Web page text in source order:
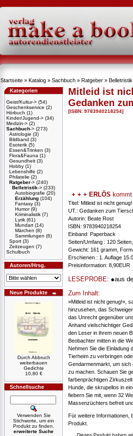
Startseite » Katalog » Sachbuch » Ratgeber » Belletristik
Kategorien
Geist/Kultur-> (54)
Geschenkservice (2)
Hörbuch (1)
Kinder/Jugend-> (34)
Medizin-> (2)
Sachbuch-> (273)
Astrologie (3)
Bildband (3)
Esoterik (5)
Essen&Trinken (3)
Flora&Fauna (1)
Gesundheit (3)
Hobby (1)
Lebenshilfe (2)
Philatelie (2)
Ratgeber-> (240)
Belletristik-> (233)
Autobiografie (20)
Erzählung (104)
Fantasy (3)
Humor(9)
Kriminalistik (7)
Lyrik (61)
Mundart (14)
Märchen (8)
Sammlungen (6)
Sport (3)
Zeitzeugen (7)
Schulbuch
Autoren/Hrsg.
Neue Produkte
Durch Abbruch
weiterbauen
Gedichte
10,80 €
Schnellsuche
Verwenden Sie
Stichworte, um ein
Produkt zu finden.
erweiterte Suche
Mitleid ist
Gedanken
[ISBN: 9783940218254]
+ + + ERLÖSkommt
Titel: Mitleid ist nicht genug!
UT.: Gedanken zum
Autorin: Beate Rost
ISBN: 9783940218254
Einband: Paperback
Seiten/Umfang : 120 Seiten,
Gewicht: 161 gramm,
Erschienen : 1. Auflage
Preisinformation: 8,90EUR
LESEPROBE: ●aus
Zum Inhalt:
»Mitleid ist nicht genug!«,
hinzusehen, das
das Unrecht gegenüber
Anhand vielschichtiger
den Leser in ihrem neuen
Beobachter mitten in die
Nehmen Sie die Einladung
Tierheim zu verbringen
Gendarmenmarkt, um sich
zu machen. Schauen Sie
farbenprächtigen
Hunde, die skrupellos in
fiebern Sie mit, wenn 32
Massenzüchters befreit
Für weitere Informationen,
Produkt.
Dieses Produkt haben